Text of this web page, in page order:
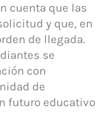
cuenta que las
y que, en
de llegada.
se
con
de
futuro educativo